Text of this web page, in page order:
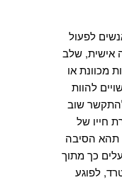
לפעול
אישית, שלב
מכוונת או
להוות
שוב
חייו של
תהא הסיבה
כך מתוך
לפוגע